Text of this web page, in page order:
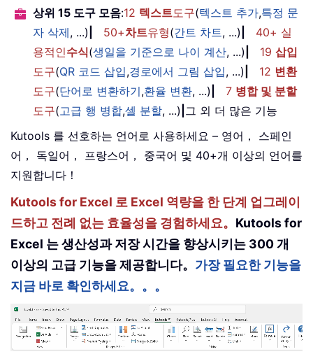
상위 15 도구 모음:12 텍스트도구(텍스트 추가,특정 문
자 삭제, ...) 50+차트유형(간트 차트, ...)
40+ 실
용적인수식(생일을 기준으로 나이 계산, ...) 19 삽입
도구(QR 코드 삽입,경로에서 그림 삽입, ...) 12 변환
도구(단어로 변환하기,환율 변환, ...) 7 병합 및 분할
도구(고급 행 병합,셀 분할, ...) 그 외 더 많은 기능
Kutools 를 선호하는 언어로 사용하세요 – 영어， 스페인
어， 독일어， 프랑스어， 중국어 및 40+개 이상의 언어를
지원합니다！
Kutools for Excel 로 Excel 역량을 한 단계 업그레이
드하고 전례 없는 효율성을 경험하세요。 Kutools for
Excel 는 생산성과 저장 시간을 향상시키는 300 개
이상의 고급 기능을 제공합니다。 가장 필요한 기능을
지금 바로 확인하세요。。。